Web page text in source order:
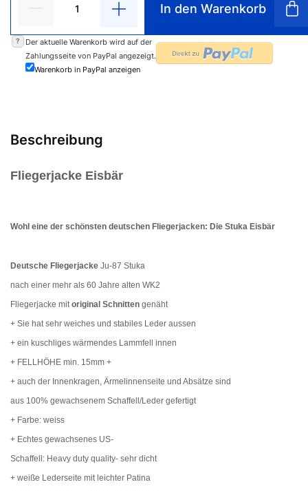
In den Warenkorb
?
Der aktuelle Warenkorb wird auf der
Zahlungsseite von PayPal angezeigt.
Warenkorb in PayPal anzeigen
Beschreibung
Fliegerjacke Eisbär
Wohl eine der schönsten deutschen Fliegerjacken: Die Stuka Eisbär
Deutsche Fliegerjacke Ju-87 Stuka
nach einer mehr als 60 Jahre alten WK2
Fliegerjacke mit original Schnitten genäht
+ Sie hat sehr weiches und stabiles Leder aussen
+ ein kuschliges wärmendes Lammfell innen
+ FELLHÖHE min. 15mm +
+ auch der Innenkragen, Ärmelinnenseite und Absätze sind
aus 100% gewachsenem Schaffell/Leder gefertigt
+ Farbe: weiss
+ Echtes gewachsenes US-
Schaffell: Heavy duty quality- sehr dicht
+ weiße Lederseite mit leichter Patina